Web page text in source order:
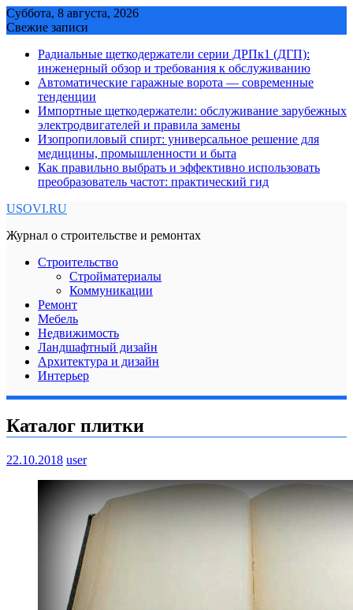
Skip
to
Суббота, 8 августа, 2026
Свежие записи
Радиальные щеткодержатели серии ДРПк1 (ДГП):
инженерный обзор и требования к обслуживанию
Автоматические гаражные ворота — современные
тенденции
Импортные щеткодержатели: обслуживание зарубежных
электродвигателей и правила замены
Изопропиловый спирт: универсальное решение для
медицины, промышленности и быта
Как правильно выбрать и эффективно использовать
преобразователь частот: практический гид
USOVI.RU
Журнал о строительстве и ремонтах
Строительство
Стройматериалы
Коммуникации
Ремонт
Мебель
Недвижимость
Ландшафтный дизайн
Архитектура и дизайн
Интерьер
Каталог плитки
22.10.2018 user